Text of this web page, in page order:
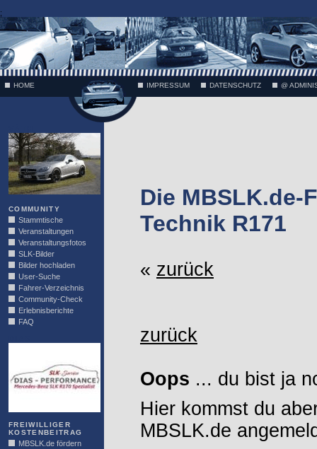
;
HOME IMPRESSUM DATENSCHUTZ @
COMMUNITY
Stammtische
Veranstaltungen
Veranstaltungsfotos
SLK-Bilder
Bilder hochladen
User-Suche
Fahrer-Verzeichnis
Community-Check
Erlebnisberichte
FAQ
FREIWILLIGER
KOSTENBEITRAG
MBSLK.de fördern
Die MBSLK.de-
Technik R171
« zurück
zurück
Oops ... du bist ja
Hier kommst du
MBSLK.de